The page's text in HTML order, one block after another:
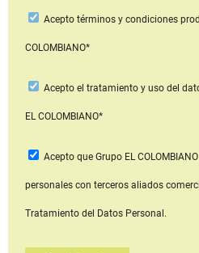
Aceptotérminos y condiciones
COLOMBIANO*
Acepto el tratamiento y uso del
EL COLOMBIANO*
Acepto que Grupo EL
personales con terceros aliados
Tratamiento del Datos Personal.